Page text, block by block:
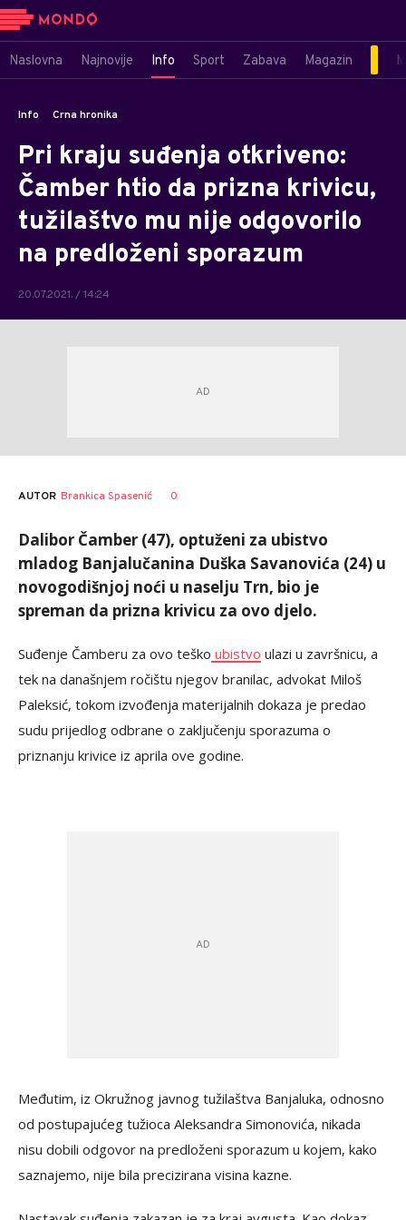
Naslovna Najnovije Info Sport Zabava Magazin
Info Crna hronika
Pri kraju suđenja otkriveno:
Čamber htio da prizna krivicu,
tužilaštvo mu nije odgovorilo
na predloženi sporazum
20.07.2021. / 14:24
AUTOR Brankica Spasenić 0
Dalibor Čamber (47), optuženi za ubistvo
mladog Banjalučanina Duška Savanovića (24) u
novogodišnjoj noći u naselju Trn, bio je
spreman da prizna krivicu za ovo djelo.
Suđenje Čamberu za ovo teško ubistvo ulazi u završnicu, a
tek na današnjem ročištu njegov branilac, advokat Miloš
Paleksić, tokom izvođenja materijalnih dokaza je predao
sudu prijedlog odbrane o zaključenju sporazuma o
priznanju krivice iz aprila ove godine.
Međutim, iz Okružnog javnog tužilaštva Banjaluka, odnosno
od postupajućeg tužioca Aleksandra Simonovića, nikada
nisu dobili odgovor na predloženi sporazum u kojem, kako
saznajemo, nije bila precizirana visina kazne.